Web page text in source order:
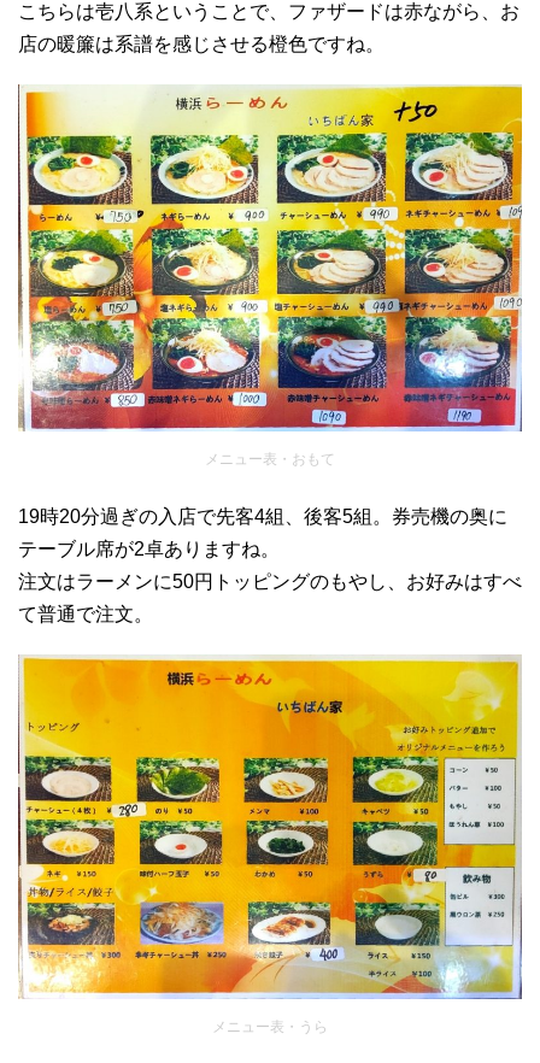
こちらは壱八系ということで、ファザードは赤ながら、お
店の暖簾は系譜を感じさせる橙色ですね。
メニュー表・おもて
19時20分過ぎの入店で先客4組、後客5組。券売機の奥に
テーブル席が2卓ありますね。
注文はラーメンに50円トッピングのもやし、お好みはすべ
て普通で注文。
メニュー表・うら